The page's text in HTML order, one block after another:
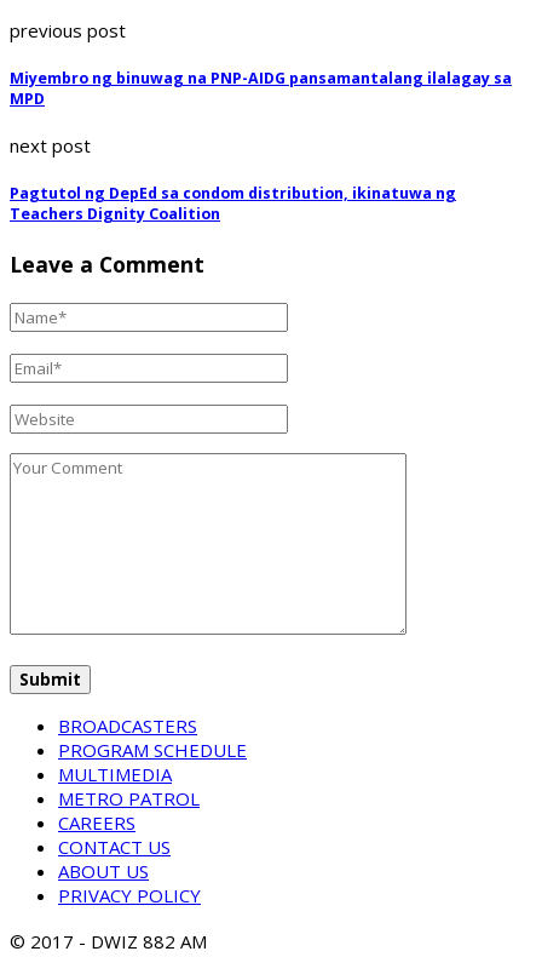
previous post
Miyembro ng binuwag na PNP-AIDG pansamantalang ilalagay sa
MPD
next post
Pagtutol ng DepEd sa condom distribution, ikinatuwa ng
Teachers Dignity Coalition
Leave a Comment
BROADCASTERS
PROGRAM SCHEDULE
MULTIMEDIA
METRO PATROL
CAREERS
CONTACT US
ABOUT US
PRIVACY POLICY
© 2017 - DWIZ 882 AM